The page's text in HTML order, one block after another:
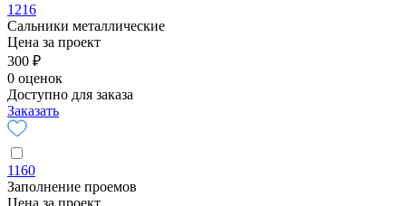
1216
Сальники металлические
Цена за проект
300 ₽
0 оценок
Доступно для заказа
Заказать
1160
Заполнение проемов
Цена за проект